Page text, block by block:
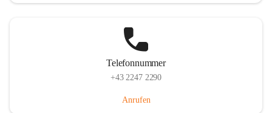
Telefonnummer
+43 2247 2290
Anrufen